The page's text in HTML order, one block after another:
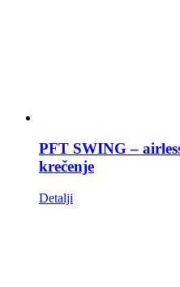
PFT SWING –
krečenje
Detalji